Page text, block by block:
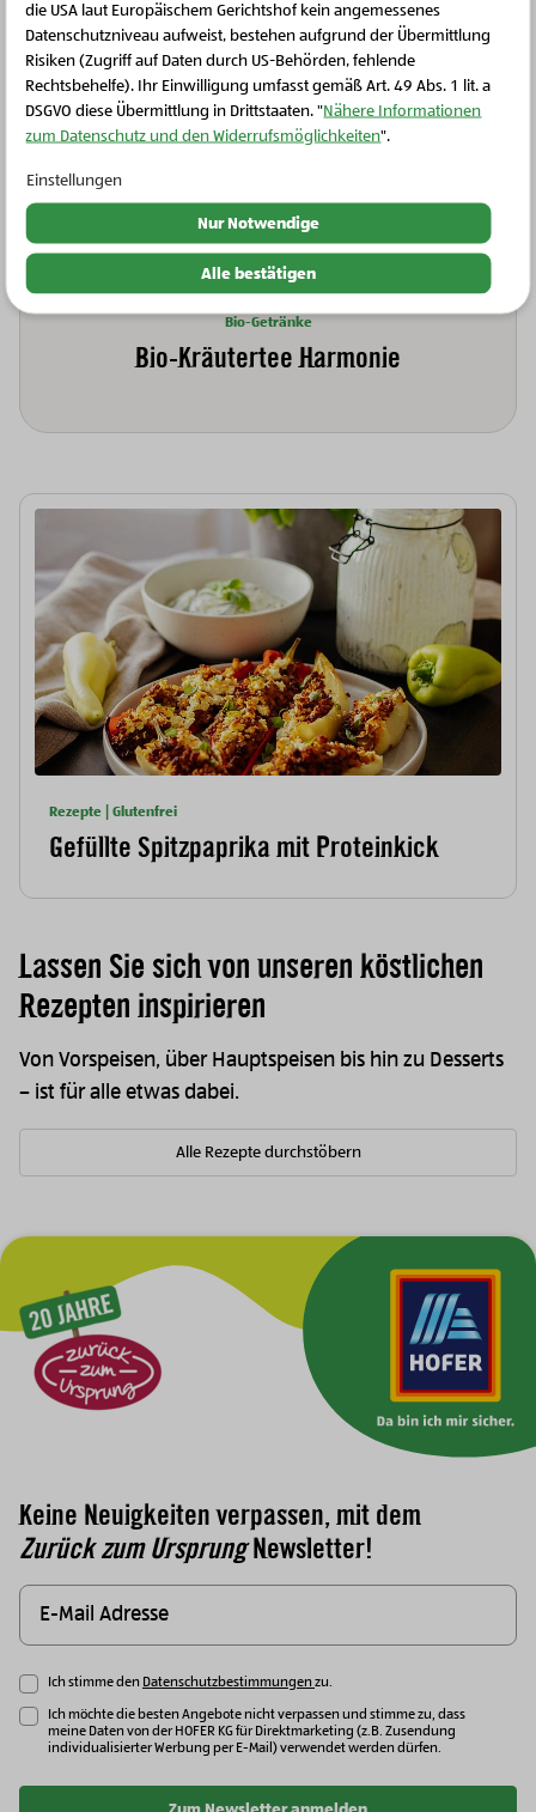
Bio-Getränke
Bio-Kräutertee Harmonie
Rezepte | Glutenfrei
Gefüllte Spitzpaprika mit Proteinkick
Lassen Sie sich von unseren köstlichen
Rezepten inspirieren
Von Vorspeisen, über Hauptspeisen bis hin zu Desserts
– ist für alle etwas dabei.
Alle Rezepte durchstöbern
Zur Hauptnavigation
Keine Neuigkeiten verpassen, mit dem
Zurück zum UrsprungNewsletter!
Ich stimme den Datenschutzbestimmungenzu.
Ich möchte die besten Angebote nicht verpassen und stimme zu, dass
meine Daten von der HOFER KG für Direktmarketing (z.B. Zusendung
individualisierter Werbung per E-Mail) verwendet werden dürfen.
Schließen Sie dieses Feld
die USA laut Europäischem Gerichtshof kein angemessenes
Datenschutzniveau aufweist, bestehen aufgrund der Übermittlung
Risiken (Zugriff auf Daten durch US-Behörden, fehlende
Rechtsbehelfe). Ihr Einwilligung umfasst gemäß Art. 49 Abs. 1 lit. a
DSGVO diese Übermittlung in Drittstaaten. "Nähere Informationen
zum Datenschutz und den Widerrufsmöglichkeiten".
Einstellungen
Nur Notwendige
Alle bestätigen